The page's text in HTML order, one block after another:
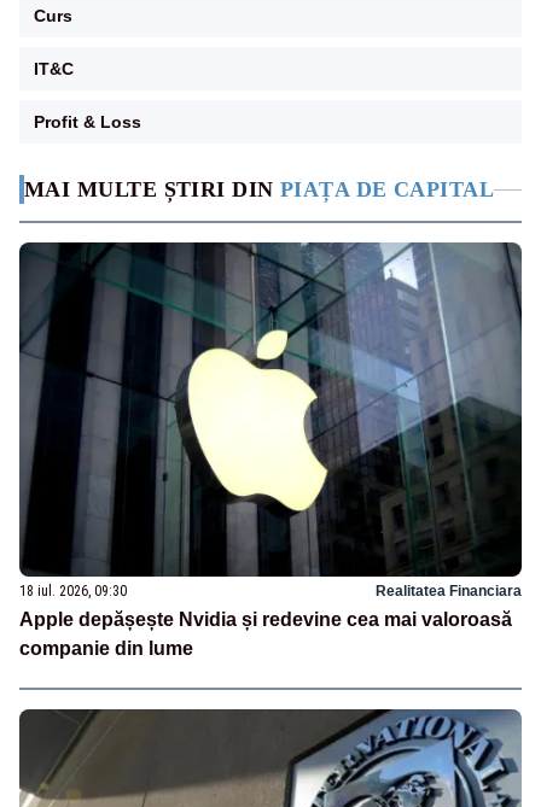
MAI MULTE ȘTIRI DIN PIAȚA DE CAPITAL
18 iul. 2026, 09:30 Realitatea Financiara
Apple depășește Nvidia și redevine cea mai valoroasă
companie din lume
Curs
IT&C
Profit & Loss